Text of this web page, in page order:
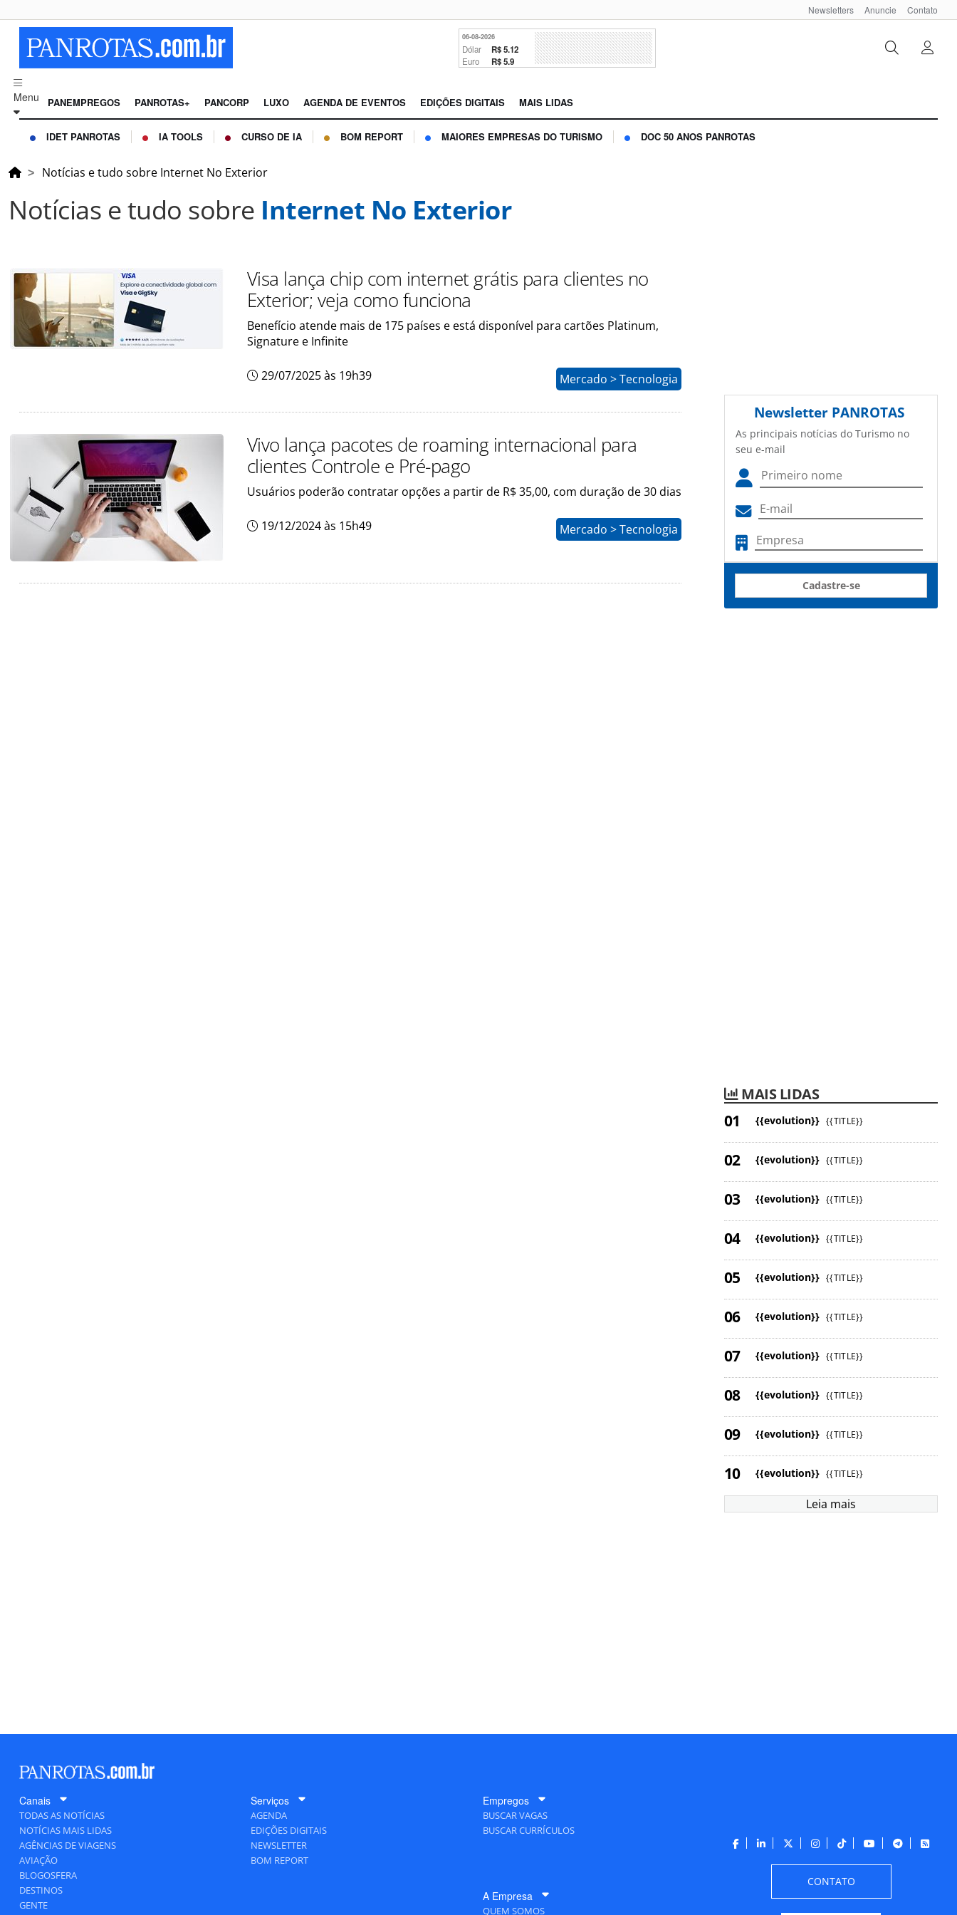
Newsletters Anuncie Contato
06-08-2026
Dólar R$ 5.12
Euro R$ 5.9
Menu PANEMPREGOS PANROTAS+ PANCORP LUXO AGENDA DE EVENTOS EDIÇÕES DIGITAIS MAIS LIDAS
IDET PANROTAS IA TOOLS CURSO DE IA BOM REPORT MAIORES EMPRESAS DO TURISMO DOC 50 ANOS PANROTAS
Notícias e tudo sobre Internet No Exterior
Notícias e tudo sobre Internet No Exterior
Visa lança chip com internet grátis para clientes no
Exterior; veja como funciona
Benefício atende mais de 175 países e está disponível para cartões Platinum,
Signature e Infinite
29/07/2025 às 19h39 Mercado > Tecnologia
Vivo lança pacotes de roaming internacional para
clientes Controle e Pré-pago
Usuários poderão contratar opções a partir de R$ 35,00, com duração de 30 dias
19/12/2024 às 15h49 Mercado > Tecnologia
Newsletter PANROTAS
As principais notícias do Turismo no
seu e-mail
Cadastre-se
MAIS LIDAS
{{evolution}} {{TITLE}}
{{evolution}} {{TITLE}}
{{evolution}} {{TITLE}}
{{evolution}} {{TITLE}}
{{evolution}} {{TITLE}}
{{evolution}} {{TITLE}}
{{evolution}} {{TITLE}}
{{evolution}} {{TITLE}}
{{evolution}} {{TITLE}}
{{evolution}} {{TITLE}}
Leia mais
Canais
TODAS AS NOTÍCIAS
NOTÍCIAS MAIS LIDAS
AGÊNCIAS DE VIAGENS
AVIAÇÃO
BLOGOSFERA
DESTINOS
GENTE
Serviços
AGENDA
EDIÇÕES DIGITAIS
NEWSLETTER
BOM REPORT
Empregos
BUSCAR VAGAS
BUSCAR CURRÍCULOS
A Empresa
QUEM SOMOS
CONTATO